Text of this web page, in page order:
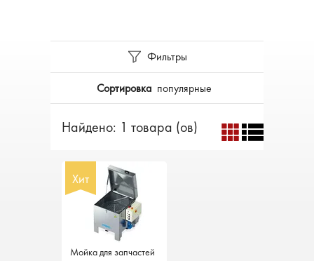
Фильтры
Сортировка популярные
Найдено: 1 товара (ов)
Хит
Мойка для запчастей
Хит
Мойка для запчастей